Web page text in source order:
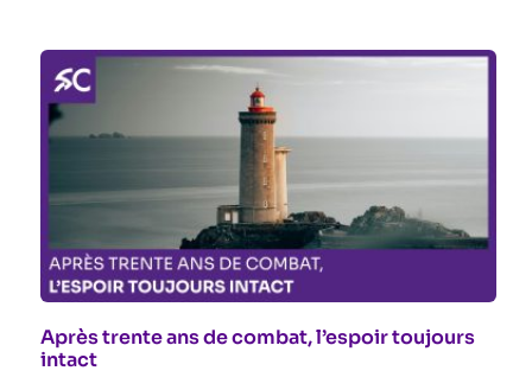
Après trente ans de combat, l’espoir toujours
intact